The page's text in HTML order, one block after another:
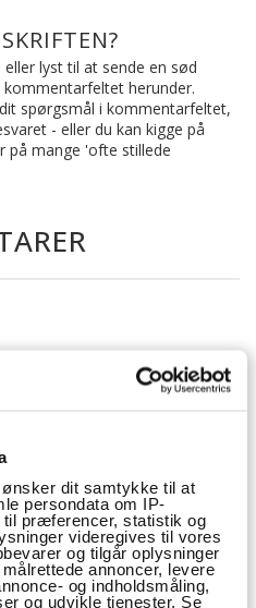
ønsker dit samtykke til at
persondata om IP-
præferencer, statistik og
videregives til vores
og tilgår oplysninger
annoncer, levere
og indholdsmåling,
og udvikle tjenester. Se
lyst til at sende en sød
herunder.
spørgsmål i kommentarfeltet,
- eller du kan kigge på
på mange 'ofte stillede
ingefær og laver en ret
mængden af peber – du
slåfejl for tsk eller er det den
spsk? Der er jo noget af en